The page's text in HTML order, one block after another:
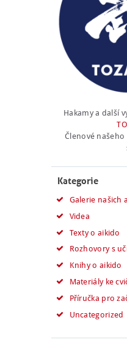
Hakamy a další
Členové
Kategorie
Galerie našich
Videa
Texty o aikido
Rozhovory s
Knihy o aikido
Materiály ke
Příručka pro
Uncategorized